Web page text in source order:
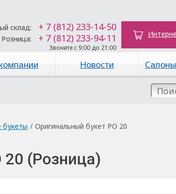
склад: + 7 (812) 233-14-50
Розница: + 7 (812) 233-94-11
Звоните с 9:00 до 21:00
Новости
букеты / Оригинальный букет РО 20
(Розница)